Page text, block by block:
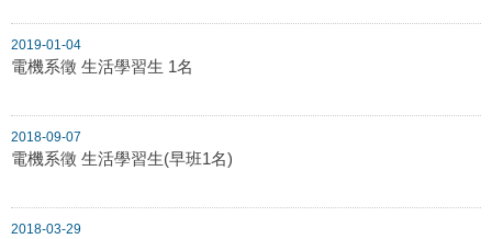
2019-01-04
電機系徵 生活學習生 1名
2018-09-07
電機系徵 生活學習生(早班1名)
2018-03-29